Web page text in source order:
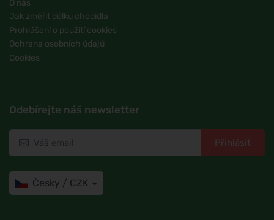
O nás
Jak změřit délku chodidla
Prohlášení o použití cookies
Ochrana osobních údajů
Cookies
Odebírejte náš newsletter
Přihlásit
Česky / CZK